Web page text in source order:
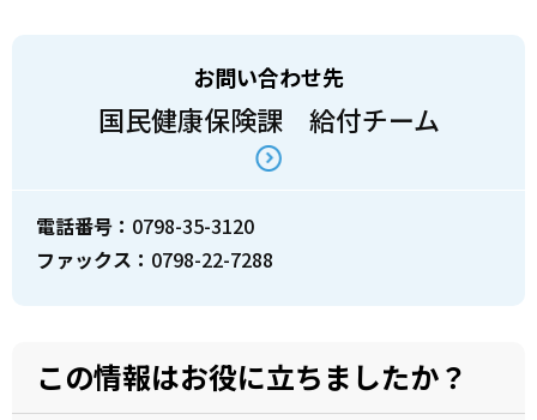
お問い合わせ先
国民健康保険課 給付チーム
電話番号： 0798-35-3120
ファックス： 0798-22-7288
この情報はお役に立ちましたか？